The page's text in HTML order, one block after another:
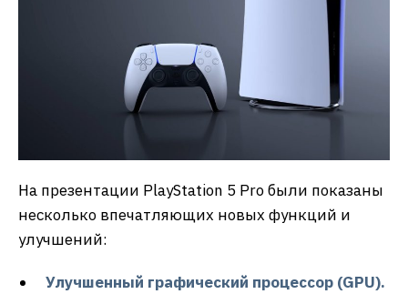
На презентации PlayStation 5 Pro были показаны
несколько впечатляющих новых функций и
улучшений:
Улучшенный графический процессор (GPU).